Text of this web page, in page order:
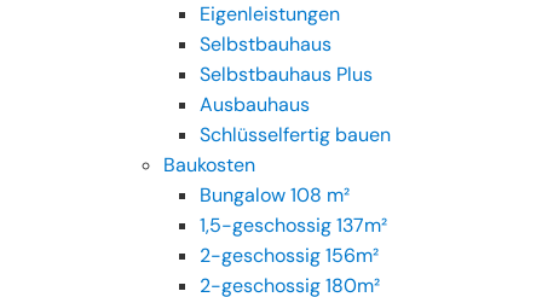
Eigenleistungen
Selbstbauhaus
Selbstbauhaus Plus
Ausbauhaus
Schlüsselfertig bauen
Baukosten
Bungalow 108 m²
1,5-geschossig 137m²
2-geschossig 156m²
2-geschossig 180m²